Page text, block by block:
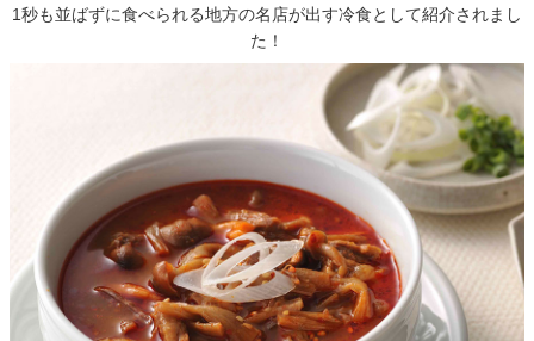
1秒も並ばずに食べられる地方の名店が出す冷食として紹介されまし
た！